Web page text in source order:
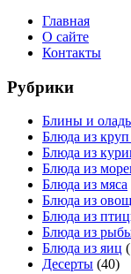
Главная
О сайте
Контакты
Рубрики
Блины и
Блюда из
Блюда из
Блюда из
Блюда из мяса
Блюда из
Блюда из
Блюда из
Блюда из яиц
Десерты (40)